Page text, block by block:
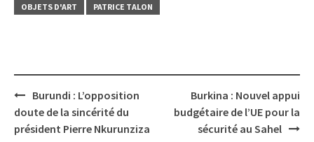
OBJETS D'ART
PATRICE TALON
Post
navigation
Burundi : L’opposition
doute de la sincérité du
président Pierre Nkurunziza
Burkina : Nouvel appui
budgétaire de l’UE pour la
sécurité au Sahel